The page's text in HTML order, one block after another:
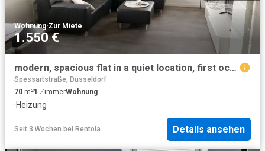
Wohnung·Zur Miete
1.550 €
modern, spacious flat in a quiet location, first occupancy from 04.2025, Essen Amsterdam Apartments for Rent
Spessartstraße, Düsseldorf
70 m²1 ZimmerWohnung
·Heizung
Seit 3 Wochen bei Rentola Details ansehen